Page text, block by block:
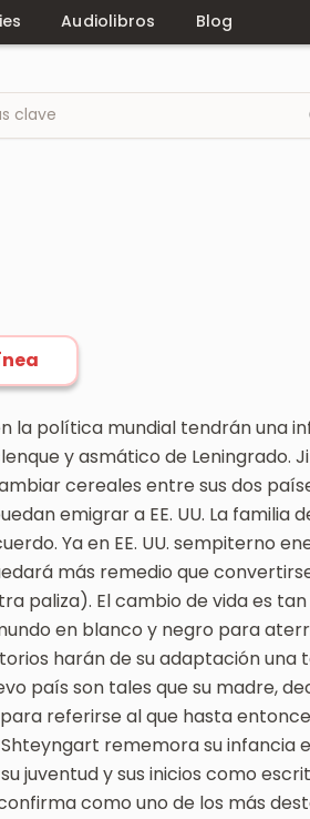
Audiolibros Blog
la política mundial tendrán una
y asmático de Leningrado.
cereales entre sus dos
emigrar a EE. UU. La familia
Ya en EE. UU. sempiterno
más remedio que
paliza). El cambio de vida es
en blanco y negro para
harán de su adaptación una
país son tales que su madre,
referirse al que hasta
rememora su infancia
juventud y sus inicios como
como uno de los más